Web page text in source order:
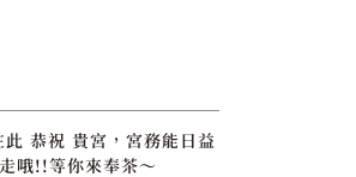
恭祝 貴宮，宮務能日益
哦!!等你來奉茶～